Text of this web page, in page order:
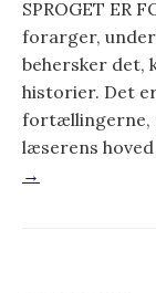
SPROGET ER
forarger,
behersker det,
historier. Det
fortællingerne,
læserens
→